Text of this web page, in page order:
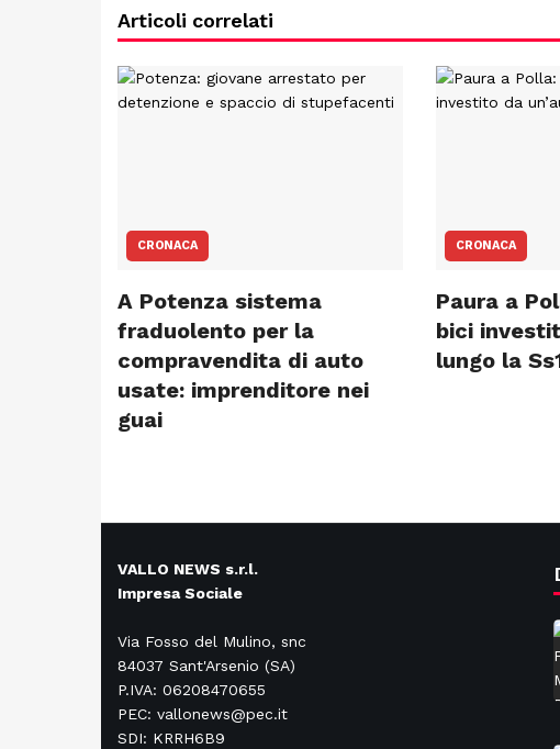
Articoli correlati
CRONACA
A Potenza sistema
fraduolento per la
compravendita di auto
usate: imprenditore nei
guai
CRONACA
Paura a
bici
lungo la
VALLO NEWS s.r.l.
Impresa Sociale
Via Fosso del Mulino, snc
84037 Sant'Arsenio (SA)
P.IVA: 06208470655
PEC: vallonews@pec.it
SDI: KRRH6B9